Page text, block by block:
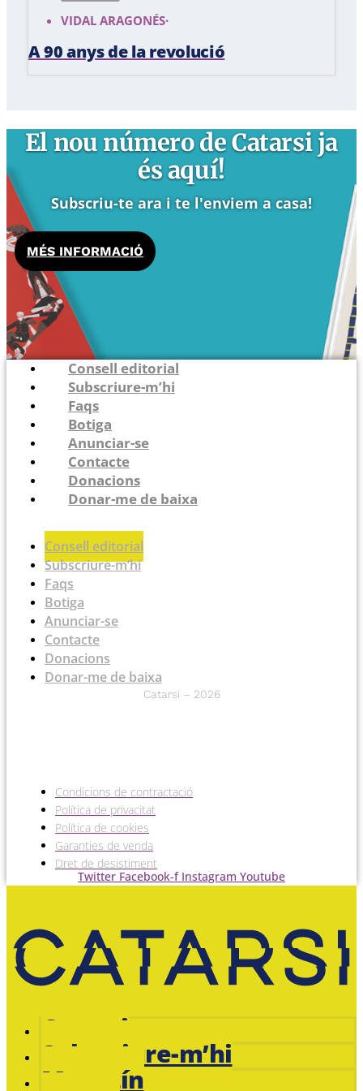
VIDAL ARAGONÉS·
A 90 anys de la revolució
El nou número de Catarsi ja
és aquí!
Subscriu-te ara i te l'enviem a casa!
MÉS INFORMACIÓ
Consell editorial
Subscriure-m’hi
Faqs
Botiga
Anunciar-se
Contacte
Donacions
Donar-me de baixa
Consell editorial
Subscriure-m’hi
Faqs
Botiga
Anunciar-se
Contacte
Donacions
Donar-me de baixa
Catarsi – 2026
Condicions de contractació
Política de privacitat
Política de cookies
Garanties de venda
Dret de desistiment
Twitter Facebook-f Instagram Youtube
Catarsi
Subscriure-m’hi
Magazín